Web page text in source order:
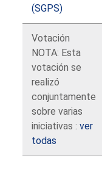
(SGPS)
Votación
NOTA: Esta
votación se
realizó
conjuntamente
sobre varias
iniciativas :ver
todas